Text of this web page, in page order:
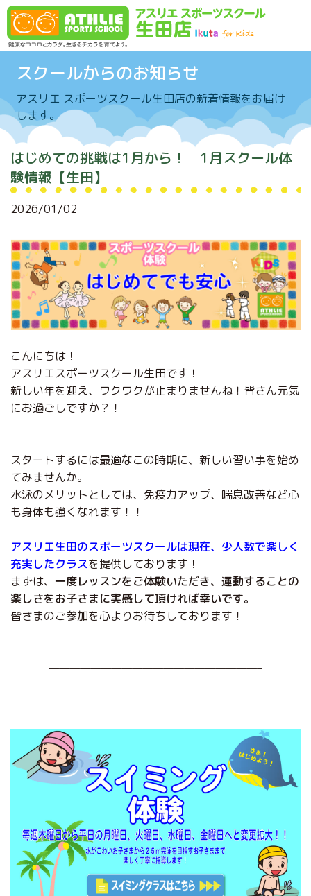
Skip to content
スクールからのお知らせ
アスリエ スポーツスクール生田店の新着情報をお届け
します。
はじめての挑戦は1月から！ 1月スクール体
験情報【生田】
2026/01/02
こんにちは！
アスリエスポーツスクール生田です！
新しい年を迎え、ワクワクが止まりませんね！皆さん元気
にお過ごしですか？！
スタートするには最適なこの時期に、新しい習い事を始め
てみませんか。
水泳のメリットとしては、免疫力アップ、喘息改善など心
も身体も強くなれます！！
アスリエ生田のスポーツスクールは現在、少人数で楽しく
充実したクラスを提供しております！
まずは、 一度レッスンをご体験いただき、運動することの
楽しさをお子さまに実感して頂ければ幸いです。
皆さまのご参加を心よりお待ちしております！
————————————————————–